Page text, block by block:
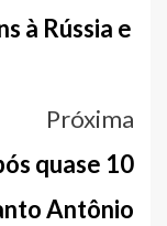
à Rússia e
Próxima
quase 10
Antônio